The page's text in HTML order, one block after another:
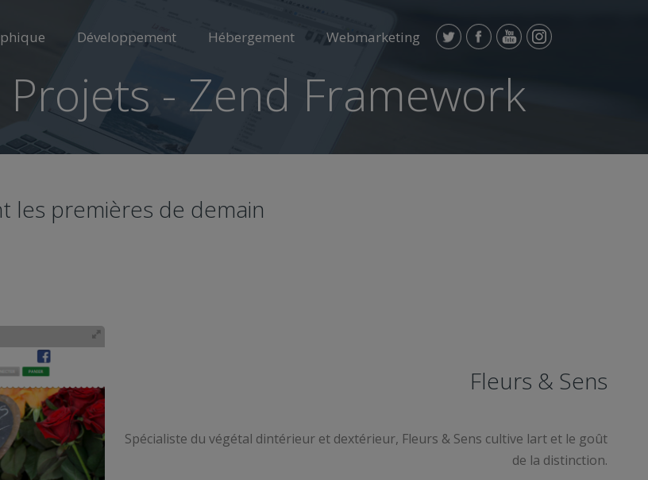
Développement Hébergement Webmarketing
- Zend Framework
les premières de demain
Fleurs & Sens
Spécialiste du végétal dintérieur et dextérieur, Fleurs & Sens cultive lart et le goût
de la distinction.